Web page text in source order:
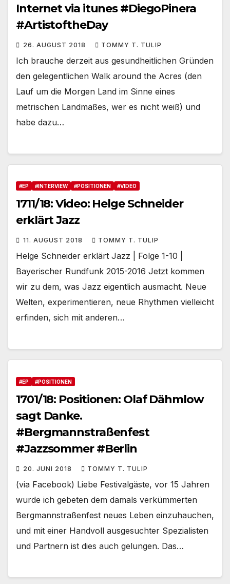
Internet via itunes #DiegoPinera
#ArtistoftheDay
26. AUGUST 2018 TOMMY T. TULIP
Ich brauche derzeit aus gesundheitlichen Gründen
den gelegentlichen Walk around the Acres (den
Lauf um die Morgen Land im Sinne eines
metrischen Landmaßes, wer es nicht weiß) und
habe dazu…
#EP #INTERVIEW #POSITIONEN #VIDEO
1711/18: Video: Helge Schneider
erklärt Jazz
11. AUGUST 2018 TOMMY T. TULIP
Helge Schneider erklärt Jazz | Folge 1-10 |
Bayerischer Rundfunk 2015-2016 Jetzt kommen
wir zu dem, was Jazz eigentlich ausmacht. Neue
Welten, experimentieren, neue Rhythmen vielleicht
erfinden, sich mit anderen…
#EP #POSITIONEN
1701/18: Positionen: Olaf Dähmlow
sagt Danke.
#Bergmannstraßenfest
#Jazzsommer #Berlin
20. JUNI 2018 TOMMY T. TULIP
(via Facebook) Liebe Festivalgäste, vor 15 Jahren
wurde ich gebeten dem damals verkümmerten
Bergmannstraßenfest neues Leben einzuhauchen,
und mit einer Handvoll ausgesuchter Spezialisten
und Partnern ist dies auch gelungen. Das…